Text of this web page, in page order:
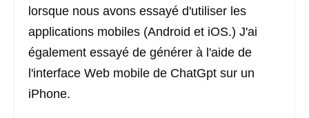
lorsque nous avons essayé d'utiliser les
applications mobiles (Android et iOS.) J'ai
également essayé de générer à l'aide de
l'interface Web mobile de ChatGpt sur un
iPhone.